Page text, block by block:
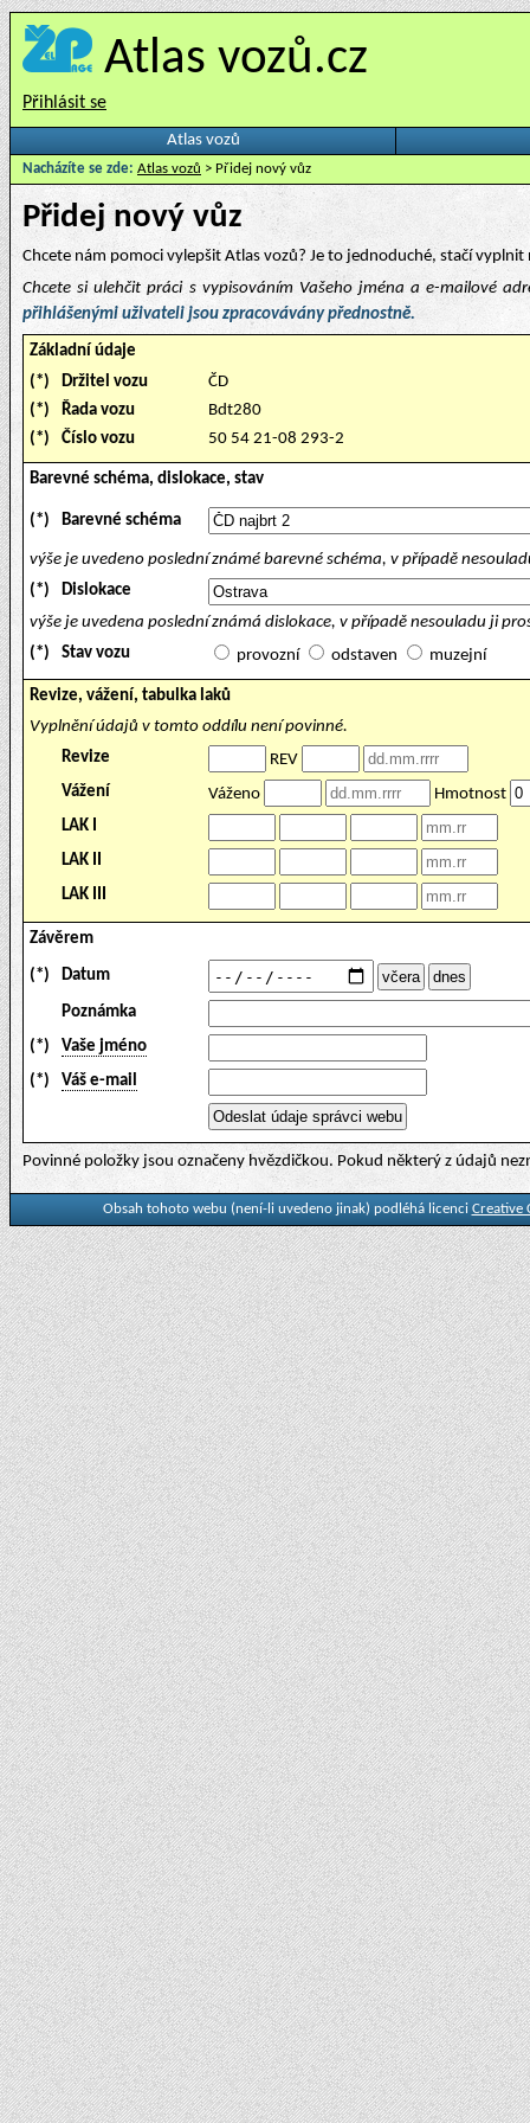
Atlas vozů.cz
Přihlásit se
Atlas vozů
Nacházíte se zde: Atlas vozů > Přidej nový vůz
Přidej nový vůz
Chcete nám pomoci vylepšit Atlas vozů? Je to jednoduché, stačí
Chcete si ulehčit práci s vypisováním Vašeho jména a e-mailové
přihlášenými uživateli jsou zpracovávány přednostně.
Základní údaje
(*)
Držitel vozu
ČD
(*)
Řada vozu
Bdt280
(*)
Číslo vozu 50 54 21-08 293-2
Barevné schéma, dislokace, stav
(*) Barevné schéma
výše je uvedeno poslední známé barevné schéma, v případě
(*)
Dislokace
výše je uvedena poslední známá dislokace, v případě nesouladu ji
(*)
Stav vozu provozní odstaven muzejní
Revize, vážení, tabulka laků
Vyplnění údajů v tomto oddílu není povinné.
Revize
REV
Vážení
Váženo
Hmotnost
LAK I
LAK II
LAK III
Závěrem
(*) Datum
Poznámka
(*)
Vaše jméno
(*)
Váš e-mail
Povinné položky jsou označeny hvězdičkou. Pokud některý z údajů
Obsah tohoto webu (není-li uvedeno jinak) podléhá licenci Creative